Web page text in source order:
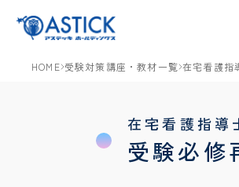
HOME 受験対策講座・教材一覧 在宅看護指
在宅看護指導
受験必修